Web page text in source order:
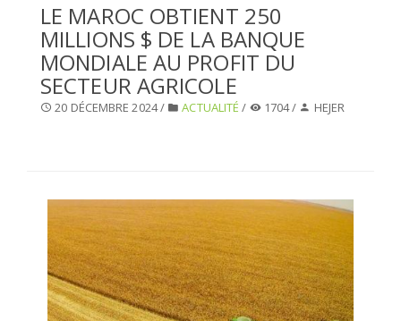
SÉLECTIONNEZ UN DOSSIER
SELECTIONNEZ UNE SECTION
LE MAROC OBTIENT 250
MILLIONS $ DE LA BANQUE
MONDIALE AU PROFIT DU
SECTEUR AGRICOLE
20 DÉCEMBRE 2024 / ACTUALITÉ / 1704 / HEJER